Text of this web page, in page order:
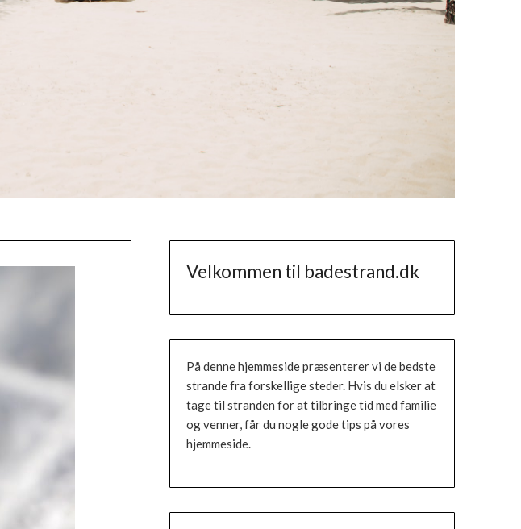
Velkommen til badestrand.dk
På denne hjemmeside præsenterer vi de bedste
strande fra forskellige steder. Hvis du elsker at
tage til stranden for at tilbringe tid med familie
og venner, får du nogle gode tips på vores
hjemmeside.